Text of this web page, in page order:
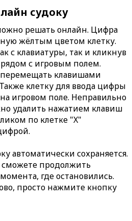
судоку
решать онлайн. Цифра
жёлтым цветом клетку.
с клавиатуры, так и кликнув
с игровым полем.
клавишами
клетку для ввода цифры
игровом поле. Неправильно
удалить нажатием клавиш
по клетке "X"
автоматически сохраняется.
продолжить
где остановились.
просто нажмите кнопку